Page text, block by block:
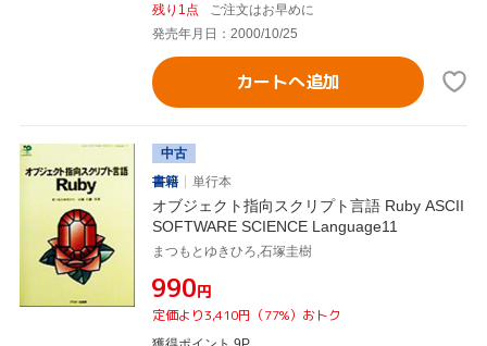
残り1点
ご注文はお早めに
発売年月日：2000/10/25
カートへ追加
中古
書籍
単行本
オブジェクト指向スクリプト言語 Ruby ASCII
SOFTWARE SCIENCE Language11
まつもとゆきひろ,石塚圭樹
¥990円
定価より3,410円（77%）おトク